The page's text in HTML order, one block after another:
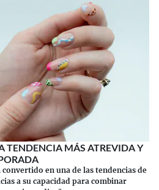
TENDENCIA MÁS ATREVIDA Y
en una de las tendencias de
a su capacidad para combinar